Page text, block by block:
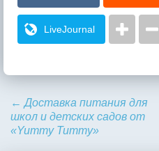
LiveJournal
← Доставка питания для
школ и детских садов от
«Yummy Tummy»